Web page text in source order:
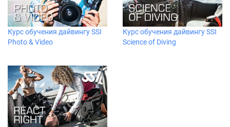
Курс обучения дайвингу SSI
Photo & Video
Курс обучения дайвингу SSI
Science of Diving